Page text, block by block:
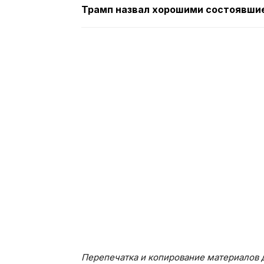
Трамп назвал хорошими
Перепечатка и копирование